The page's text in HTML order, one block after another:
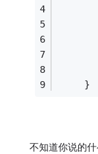
     }
不知道你说的